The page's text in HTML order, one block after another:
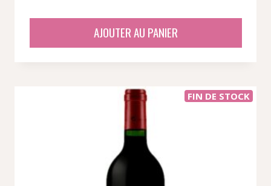
AJOUTER AU PANIER
FIN DE STOCK